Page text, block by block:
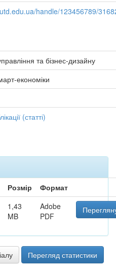
handle/123456789/
та бізнес-дизайну
економіки
(статті)
Розмір
Формат
1,43
MB
Adobe
PDF
Перегляд статистики